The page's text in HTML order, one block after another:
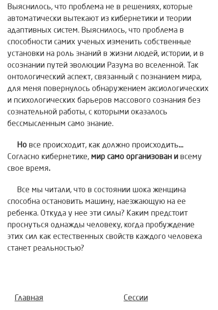
Выяснилось, что проблема не в решениях, которые
автоматически вытекают из кибернетики и теории
адаптивных систем. Выяснилось, что проблема в
способности самих ученых изменить собственные
установки на роль знаний в жизни людей, истории, и в
осознании путей эволюции Разума во вселенной. Так
онтологический аспект, связанный с познанием мира,
для меня повернулось обнаружением аксиологических
и психологических барьеров массового сознания без
сознательной работы, с которыми оказалось
бессмысленным само знание.
Но все происходит, как должно происходить…
Согласно кибернетике, мир само организован и всему
свое время.
Все мы читали, что в состоянии шока женщина
способна остановить машину, наезжающую на ее
ребенка. Откуда у нее эти силы? Каким предстоит
проснуться однажды человеку, когда пробуждение
этих сил как естественных свойств каждого человека
станет реальностью?
Главная
Сессии